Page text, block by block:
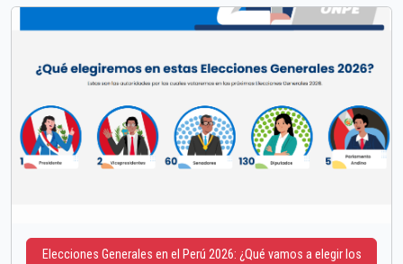
Elecciones Generales en el Perú 2026: ¿Qué vamos a elegir los